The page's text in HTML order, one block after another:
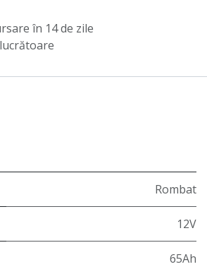
în 14 de zile
Rombat
12V
65Ah